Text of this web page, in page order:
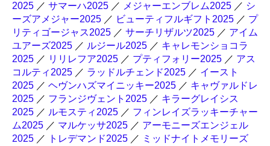
2025 ／ サマーハ2025 ／ メジャーエンブレム2025 ／ シ
ーズアメジャー2025 ／ ビューティフルギフト2025 ／ プ
リティゴージャス2025 ／ サーチリザルツ2025 ／ アイム
ユアーズ2025 ／ ルジール2025 ／ キャレモンショコラ
2025 ／ リリレフア2025 ／ プティフォリー2025 ／ アス
コルティ2025 ／ ラッドルチェンド2025 ／ イースト
2025 ／ ヘヴンハズマイニッキー2025 ／ キャヴァルドレ
2025 ／ フランジヴェント2025 ／ キラーグレイシス
2025 ／ ルモスティ2025 ／ フィンレイズラッキーチャー
ム2025 ／ マルケッサ2025 ／ アーモニーズエンジェル
2025 ／ トレデマンド2025 ／ ミッドナイトメモリーズ